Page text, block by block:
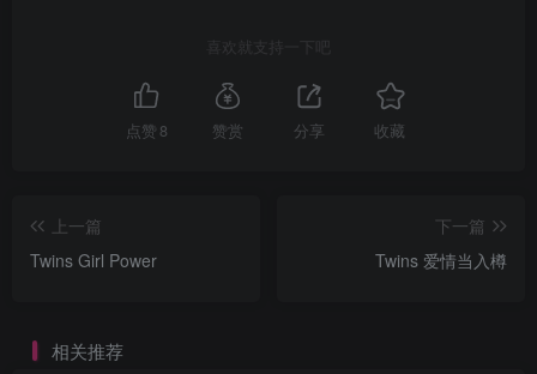
喜欢就支持一下吧
点赞 8 赞赏 分享 收藏
上一篇
Twins Girl Power
下一篇
Twins 爱情当入樽
相关推荐